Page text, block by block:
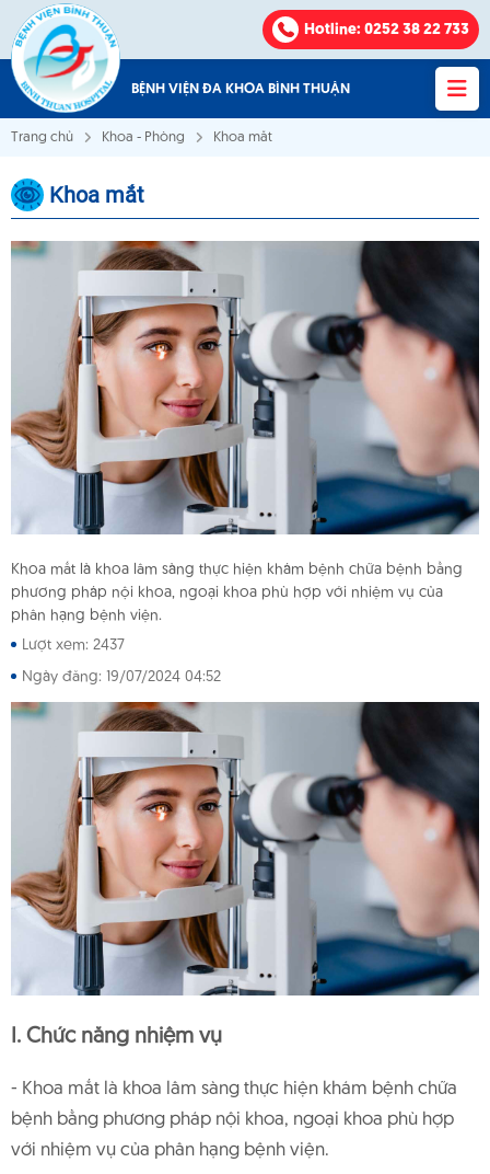
Hotline: 0252 38 22 733
BỆNH VIỆN ĐA KHOA BÌNH THUẬN
Bệnh viện Đa khoa Bình Thuận
VỀ CHÚNG TÔI
KHOA - PHÒNG
VĂN BẢN
THÔNG BÁO
TIN TỨC
HỎI ĐÁP
Trang chủ Khoa - Phòng Khoa mắt
Khoa mắt
Khoa mắt là khoa lâm sàng thực hiện khám bệnh chữa bệnh bằng
phương pháp nội khoa, ngoại khoa phù hợp với nhiệm vụ của
phân hạng bệnh viện.
Lượt xem: 2437
Ngày đăng: 19/07/2024 04:52
I. Chức năng nhiệm vụ
- Khoa mắt là khoa lâm sàng thực hiện khám bệnh chữa
bệnh bằng phương pháp nội khoa, ngoại khoa phù hợp
với nhiệm vụ của phân hạng bệnh viện.